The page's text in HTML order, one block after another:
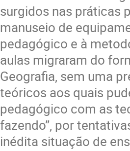
surgidos nas práticas
manuseio de
pedagógico e à
aulas migraram do
Geografia, sem uma
teóricos aos quais
pedagógico com as
fazendo”, por
inédita situação de